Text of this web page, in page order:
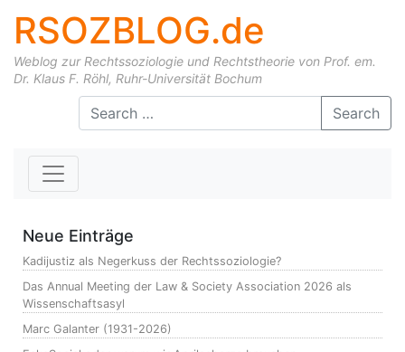
RSOZBLOG.de
Weblog zur Rechtssoziologie und Rechtstheorie von Prof. em.
Dr. Klaus F. Röhl, Ruhr-Universität Bochum
Skip to content Search
Neue Einträge
Kadijustiz als Negerkuss der Rechtssoziologie?
Das Annual Meeting der Law & Society Association 2026 als
Wissenschaftsasyl
Marc Galanter (1931-2026)